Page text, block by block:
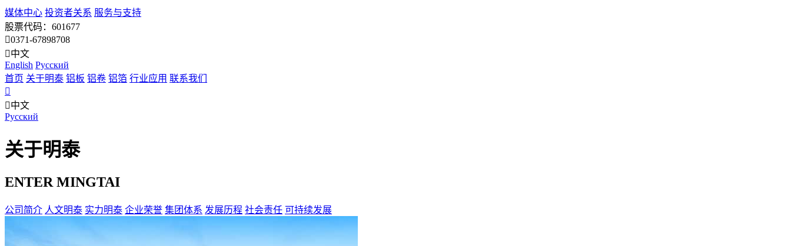
媒体中心 投资者关系 服务与支持
股票代码：601677
0371-67898708
中文
English Pусский
首页 关于明泰 铝板 铝卷 铝箔 行业应用 联系我们
中文
Pусский
关于明泰
ENTER MINGTAI
公司简介 人文明泰 实力明泰 企业荣誉 集团体系 发展历程 社会责任 可持续发展